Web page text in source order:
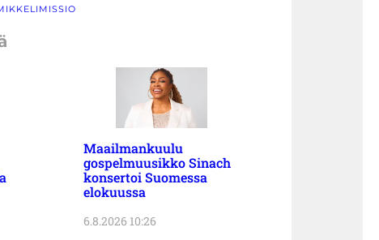
Maailmankuulu
gospelmuusikko Sinach
konsertoi Suomessa
elokuussa
6.8.2026 10:26